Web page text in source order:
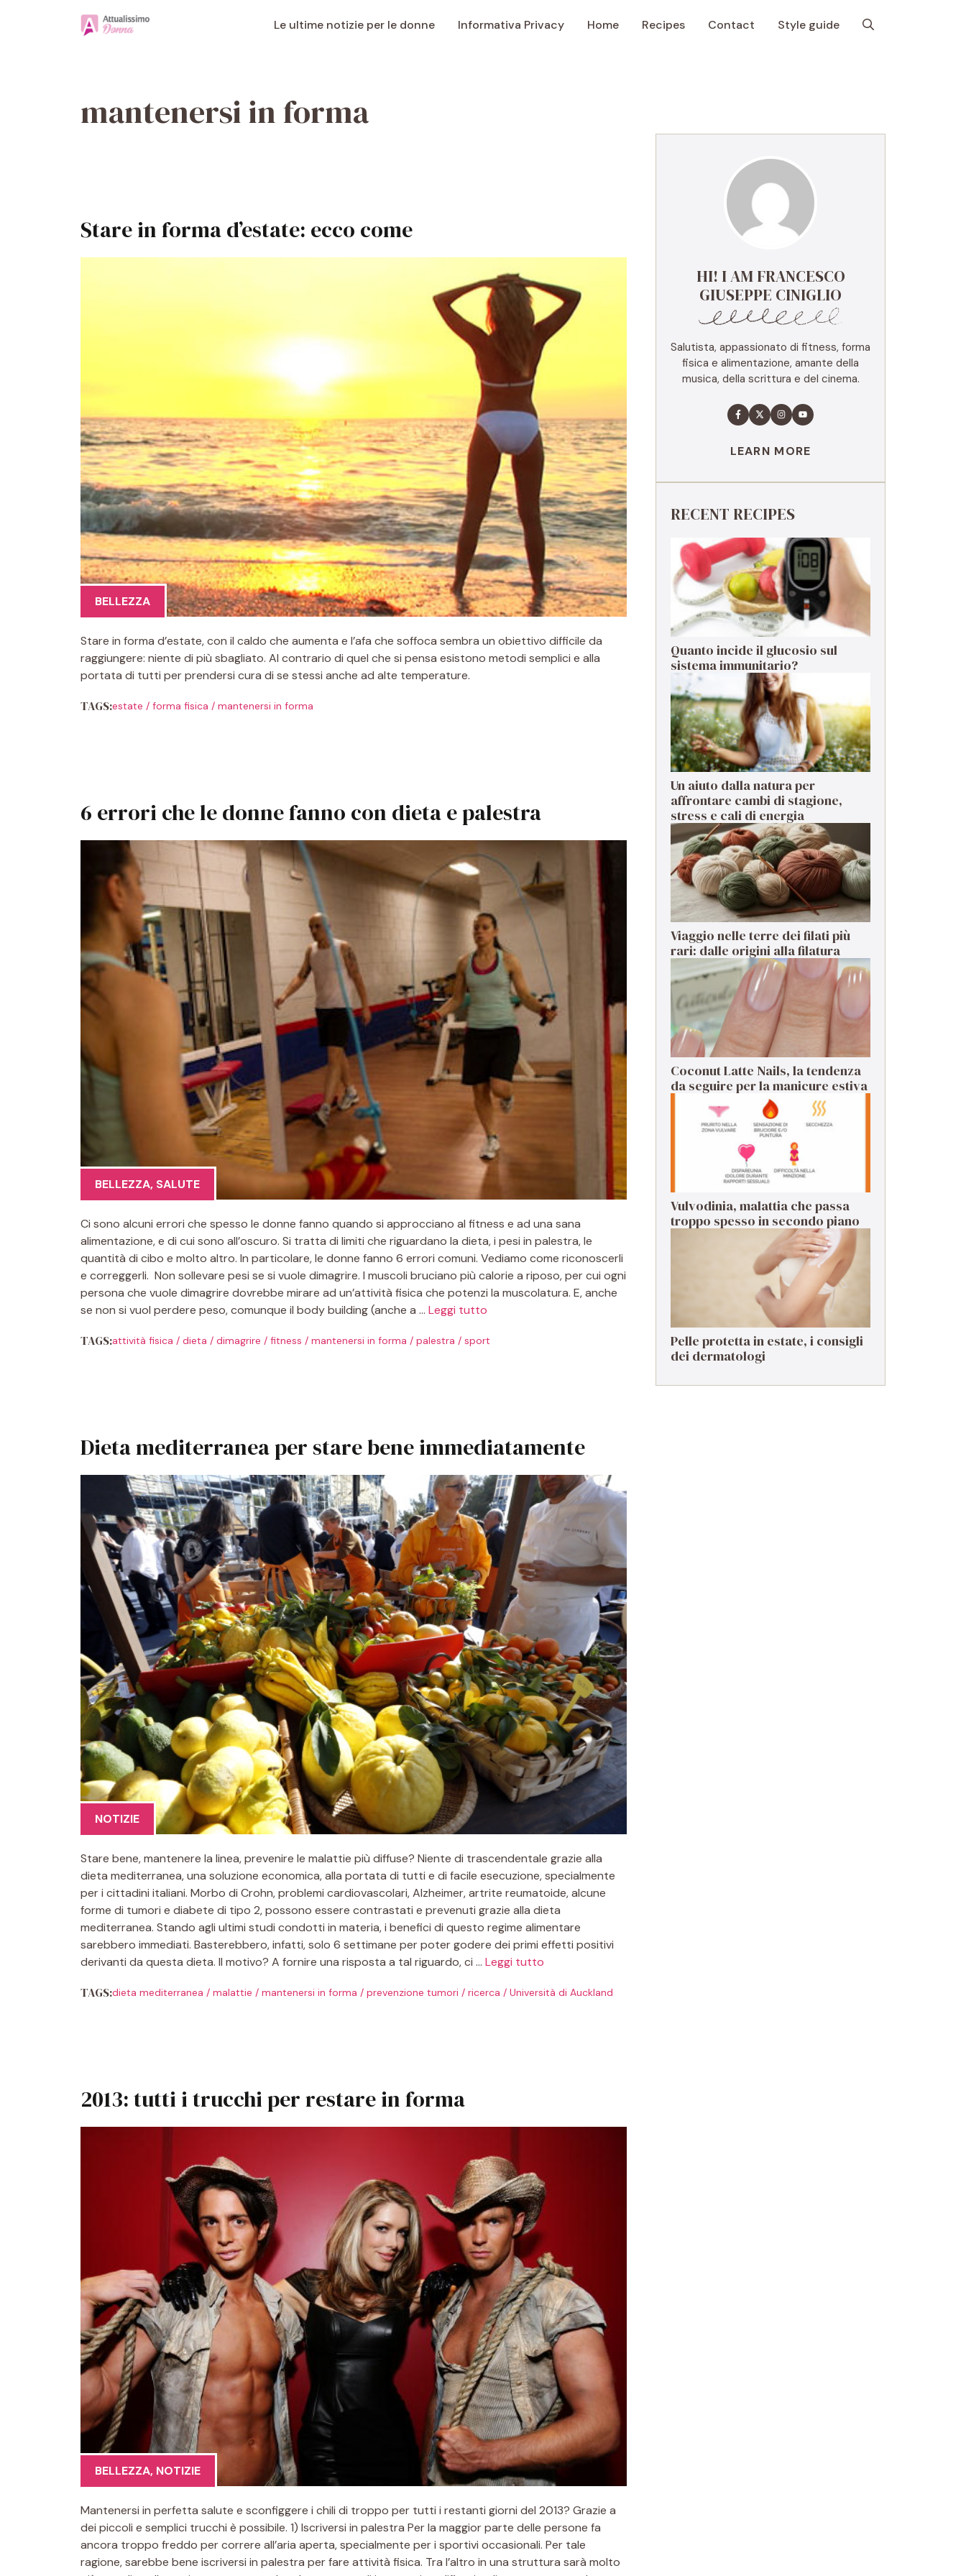
Le ultime notizie per le donne Informativa Privacy Home Recipes Contact Style guide
mantenersi in forma
Stare in forma d’estate: ecco come
BELLEZZA
Stare in forma d’estate, con il caldo che aumenta e l’afa che soffoca sembra un obiettivo difficile da
raggiungere: niente di più sbagliato. Al contrario di quel che si pensa esistono metodi semplici e alla
portata di tutti per prendersi cura di se stessi anche ad alte temperature.
TAGS:estate / forma fisica / mantenersi in forma
6 errori che le donne fanno con dieta e palestra
BELLEZZA, SALUTE
Ci sono alcuni errori che spesso le donne fanno quando si approcciano al fitness e ad una sana
alimentazione, e di cui sono all’oscuro. Si tratta di limiti che riguardano la dieta, i pesi in palestra, le
quantità di cibo e molto altro. In particolare, le donne fanno 6 errori comuni. Vediamo come riconoscerli
e correggerli. Non sollevare pesi se si vuole dimagrire. I muscoli bruciano più calorie a riposo, per cui ogni
persona che vuole dimagrire dovrebbe mirare ad un’attività fisica che potenzi la muscolatura. E, anche
se non si vuol perdere peso, comunque il body building (anche a … Leggi tutto
TAGS:attività fisica / dieta / dimagrire / fitness / mantenersi in forma / palestra / sport
Dieta mediterranea per stare bene immediatamente
NOTIZIE
Stare bene, mantenere la linea, prevenire le malattie più diffuse? Niente di trascendentale grazie alla
dieta mediterranea, una soluzione economica, alla portata di tutti e di facile esecuzione, specialmente
per i cittadini italiani. Morbo di Crohn, problemi cardiovascolari, Alzheimer, artrite reumatoide, alcune
forme di tumori e diabete di tipo 2, possono essere contrastati e prevenuti grazie alla dieta
mediterranea. Stando agli ultimi studi condotti in materia, i benefici di questo regime alimentare
sarebbero immediati. Basterebbero, infatti, solo 6 settimane per poter godere dei primi effetti positivi
derivanti da questa dieta. Il motivo? A fornire una risposta a tal riguardo, ci … Leggi tutto
TAGS:dieta mediterranea / malattie / mantenersi in forma / prevenzione tumori / ricerca / Università di Auckland
2013: tutti i trucchi per restare in forma
BELLEZZA, NOTIZIE
Mantenersi in perfetta salute e sconfiggere i chili di troppo per tutti i restanti giorni del 2013? Grazie a
dei piccoli e semplici trucchi è possibile. 1) Iscriversi in palestra Per la maggior parte delle persone fa
ancora troppo freddo per correre all’aria aperta, specialmente per i sportivi occasionali. Per tale
ragione, sarebbe bene iscriversi in palestra per fare attività fisica. Tra l’altro in una struttura sarà molto
HI! I AM FRANCESCO
GIUSEPPE CINIGLIO
Salutista, appassionato di fitness, forma
fisica e alimentazione, amante della
musica, della scrittura e del cinema.
LEARN MORE
RECENT RECIPES
Quanto incide il glucosio sul
sistema immunitario?
Un aiuto dalla natura per
affrontare cambi di stagione,
stress e cali di energia
Viaggio nelle terre dei filati più
rari: dalle origini alla filatura
Coconut Latte Nails, la tendenza
da seguire per la manicure estiva
Vulvodinia, malattia che passa
troppo spesso in secondo piano
Pelle protetta in estate, i consigli
dei dermatologi